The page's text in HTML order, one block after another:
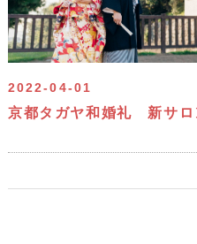
2022-04-01
京都タガヤ和婚礼 新サロ